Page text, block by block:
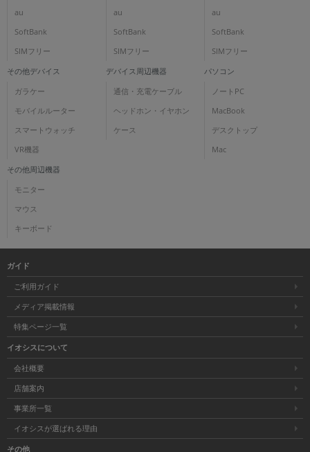
au
SoftBank
SIMフリー
au
SoftBank
SIMフリー
au
SoftBank
SIMフリー
その他デバイス
ガラケー
モバイルルーター
スマートウォッチ
VR機器
デバイス周辺機器
通信・充電ケーブル
ヘッドホン・イヤホン
ケース
パソコン
ノートPC
MacBook
デスクトップ
Mac
その他周辺機器
モニター
マウス
キーボード
ガイド
ご利用ガイド
メディア掲載情報
特集ページ一覧
イオシスについて
会社概要
店舗案内
事業所一覧
イオシスが選ばれる理由
その他